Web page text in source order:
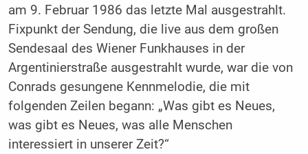
am 9. Februar 1986 das letzte Mal ausgestrahlt.
Fixpunkt der Sendung, die live aus dem großen
Sendesaal des Wiener Funkhauses in der
Argentinierstraße ausgestrahlt wurde, war die von
Conrads gesungene Kennmelodie, die mit
folgenden Zeilen begann: „Was gibt es Neues,
was gibt es Neues, was alle Menschen
interessiert in unserer Zeit?“